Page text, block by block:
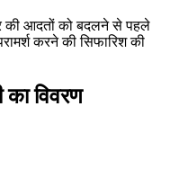
की आदतों को बदलने से पहले
करने की सिफारिश की
का विवरण